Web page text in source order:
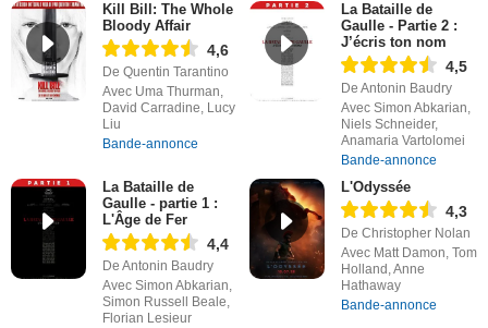
Kill Bill: The Whole
Bloody Affair
4,6
De Quentin Tarantino
Avec Uma Thurman,
David Carradine, Lucy
Liu
Bande-annonce
La Bataille de
Gaulle - Partie 2 :
J’écris ton nom
4,5
De Antonin Baudry
Avec Simon Abkarian,
Niels Schneider,
Anamaria Vartolomei
Bande-annonce
La Bataille de
Gaulle - partie 1 :
L'Âge de Fer
4,4
De Antonin Baudry
Avec Simon Abkarian,
Simon Russell Beale,
Florian Lesieur
L'Odyssée
4,3
De Christopher Nolan
Avec Matt Damon, Tom
Holland, Anne
Hathaway
Bande-annonce